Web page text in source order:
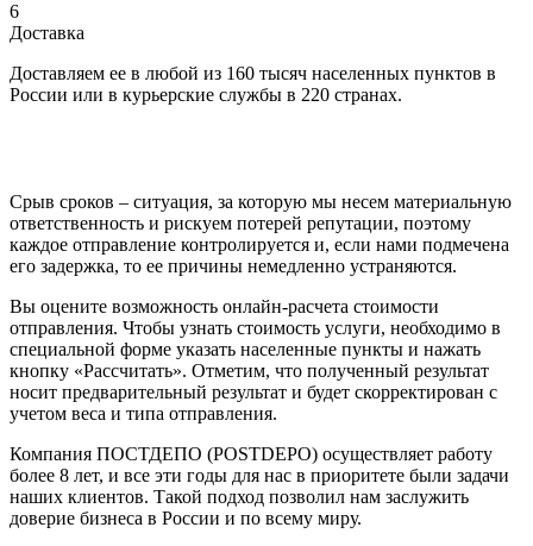
6
Доставка
Доставляем ее в любой из 160 тысяч населенных пунктов в
России или в курьерские службы в 220 странах.
Срыв сроков – ситуация, за которую мы несем материальную
ответственность и рискуем потерей репутации, поэтому
каждое отправление контролируется и, если нами подмечена
его задержка, то ее причины немедленно устраняются.
Вы оцените возможность онлайн-расчета стоимости
отправления. Чтобы узнать стоимость услуги, необходимо в
специальной форме указать населенные пункты и нажать
кнопку «Рассчитать». Отметим, что полученный результат
носит предварительный результат и будет скорректирован с
учетом веса и типа отправления.
Компания ПОСТДЕПО (POSTDEPO) осуществляет работу
более 8 лет, и все эти годы для нас в приоритете были задачи
наших клиентов. Такой подход позволил нам заслужить
доверие бизнеса в России и по всему миру.